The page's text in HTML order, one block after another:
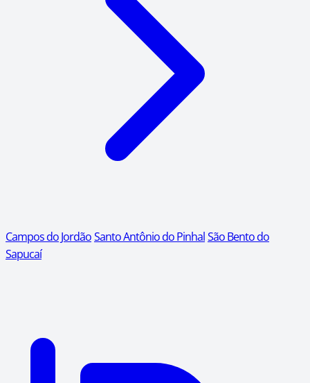
Campos do JordãoSanto Antônio do PinhalSão Bento do
Sapucaí